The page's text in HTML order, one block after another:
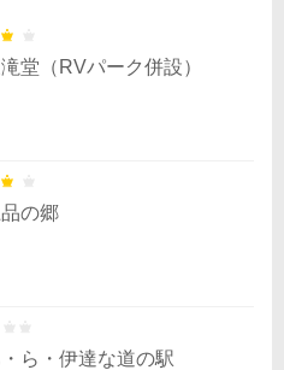
堂（RVパーク併設）
の郷
ら・伊達な道の駅